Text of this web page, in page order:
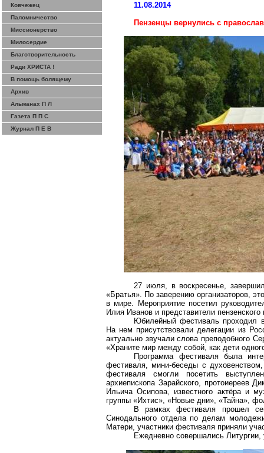
Ковчежец
Паломничество
Миссионерство
Милосердие
Благотворительность
Ради ХРИСТА !
В помощь болящему
Архив
Альманах П Л
Газета П П С
Журнал П Е В
11.08.2014
Пензенцы вернулись с
27 июля, в воскресенье,
«Братья». По заверению организаторов,
в мире. Мероприятие посетил
Илия Иванов и представители
Юбилейный фестиваль проходил
На нем присутствовали делегации из
актуально звучали слова преподобного
«Храните мир между собой, как дети
Программа фестиваля была
фестиваля, мини-беседы с
фестиваля смогли посетить
архиепископа Зарайского, протоиереев
Ильича Осипова, известного актёра и
группы «Ихтис», «Новые дни», «Тайна»,
В рамках фестиваля прошел
Синодального отдела по делам
Матери, участники фестиваля приняли
Ежедневно совершались